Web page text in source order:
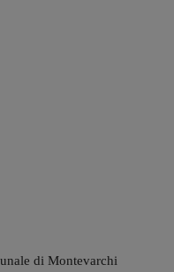
di Montevarchi